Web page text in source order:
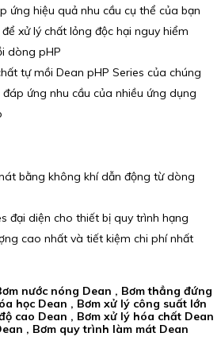
ứng hiệu quả nhu cầu cụ thể của bạn
xử lý chất lỏng độc hại nguy hiểm
dòng pHP
tự mồi Dean pHP Series của chúng
ứng nhu cầu của nhiều ứng dụng
bằng không khí dẫn động từ dòng
đại diện cho thiết bị quy trình hạng
cao nhất và tiết kiệm chi phí nhất
nước nóng Dean , Bơm thẳng đứng
học Dean , Bơm xử lý công suất lớn
cao Dean , Bơm xử lý hóa chất Dean
, Bơm quy trình làm mát Dean